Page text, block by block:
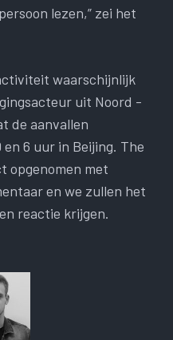
lezen,” zei het
waarschijnlijk
uit Noord -
de aanvallen
6 uur in Beijing. The
opgenomen met
en we zullen het
reactie krijgen.